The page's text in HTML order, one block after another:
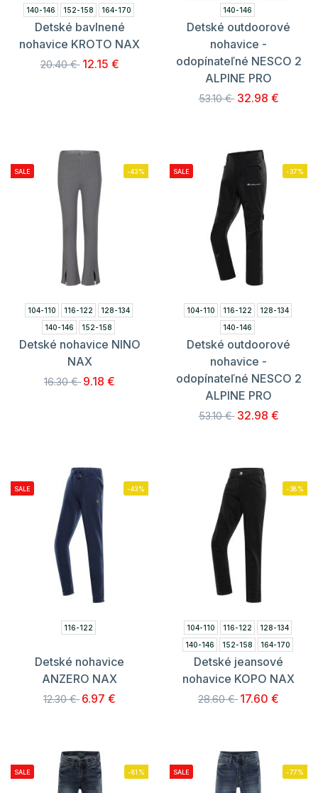
140-146
152-158 164-170
Detské bavlnené
nohavice KROTO NAX
20.40 € 12.15 €
140-146
Detské outdoorové
nohavice -
odopínateľné NESCO 2
ALPINE PRO
53.10 € 32.98 €
SALE -43%
104-110 116-122
128-134
140-146
152-158
Detské nohavice NINO
NAX
16.30 € 9.18 €
SALE -37%
104-110 116-122
128-134
140-146
Detské outdoorové
nohavice -
odopínateľné NESCO 2
ALPINE PRO
53.10 € 32.98 €
SALE -43%
116-122
Detské nohavice
ANZERO NAX
12.30 € 6.97 €
-38%
104-110 116-122
128-134
140-146
152-158 164-170
Detské jeansové
nohavice KOPO NAX
28.60 € 17.60 €
SALE -81% SALE -77%